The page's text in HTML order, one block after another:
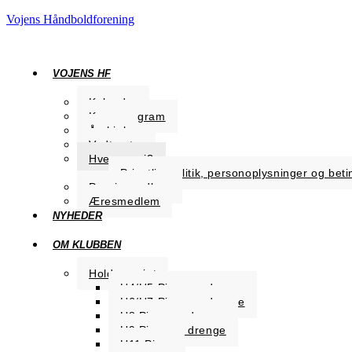
Vojens Håndboldforening
VOJENS HF
Kalender
Kampprogram
Årshjul
Vedtægter
Hvem er vi?
Privatlivspolitik, personoplysninger og
Passiv medlem
Æresmedlem
NYHEDER
OM KLUBBEN
Holdoversigt
U4/U5 Piger og drenge
U6/U7 Piger og drenge
U8 Piger og drenge
U9 Piger og drenge
U11 Piger